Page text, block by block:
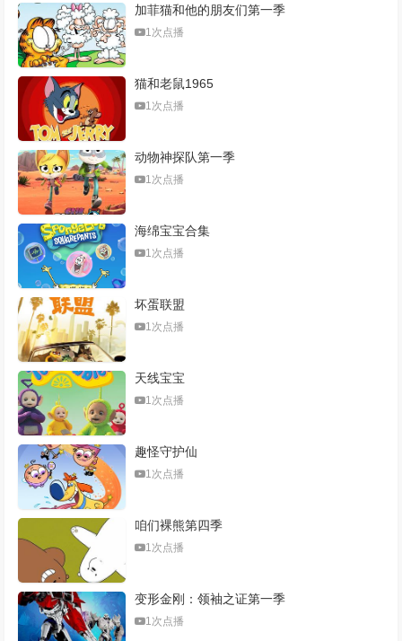
加菲猫和他的朋友们第一季
1次点播
猫和老鼠1965
1次点播
动物神探队第一季
1次点播
海绵宝宝合集
1次点播
坏蛋联盟
1次点播
天线宝宝
1次点播
趣怪守护仙
1次点播
咱们裸熊第四季
1次点播
变形金刚：领袖之证第一季
1次点播